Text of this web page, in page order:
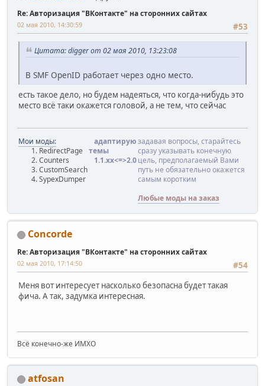
Re: Авторизация "ВКонтакте" на сторонних сайтах
#53
02 мая 2010, 14:30:59
Цитата: digger от 02 мая 2010, 13:23:08
В SMF OpenID работает через одно место.
есть такое дело, но будем надеяться, что когда-нибудь это
место всё таки окажется головой, а не тем, что сейчас
Мои моды:
RedirectPage
Counters
CustomSearch
SypexDumper
адаптирую
темы
1.1.хx<=>2.0
задавая вопросы, старайтесь
сразу указывать конечную
цель, предполагаемый Вами
путь не обязательно окажется
самым коротким
Любые моды на заказ
Concorde
Re: Авторизация "ВКонтакте" на сторонних сайтах
#54
02 мая 2010, 17:14:50
Меня вот интересует насколько безопасна будет такая
фича. А так, задумка интересная.
Всё конечно-же ИМХО
atfosan